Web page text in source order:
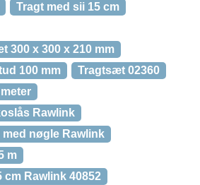
Tragt med sii 15 cm
300 x 300 x 210 mm
100 mm
Tragtsæt 02360
Rawlink
nøgle Rawlink
m
cm Rawlink 40852